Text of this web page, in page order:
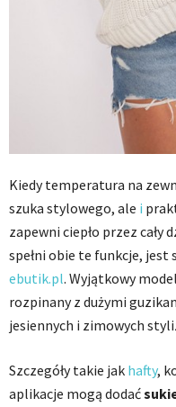
Kiedy temperatura na
szuka stylowego, ale i
zapewni ciepło przez
spełni obie te funkcje,
ebutik.pl. Wyjątkowy
rozpinany z dużymi
jesiennych i zimowych
Szczegóły takie jak hafty,
aplikacje mogą dodać